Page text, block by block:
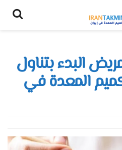
البدء بتناول
المعدة في